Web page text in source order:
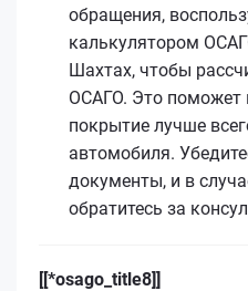
обращения,
калькулятором
Шахтах, чтобы
ОСАГО. Это поможет
покрытие лучше
автомобиля.
документы, и в
обратитесь за
[[*osago_title8]]